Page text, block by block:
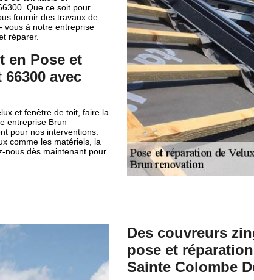
Que ce soit pour
fournir des travaux de
vous à notre entreprise
réparer.
en Pose et
avec
et fenêtre de toit, faire la
entreprise Brun
pour nos interventions.
comme les matériels, la
nous dès maintenant pour
Des couvreurs
pose et
Sainte Colombe